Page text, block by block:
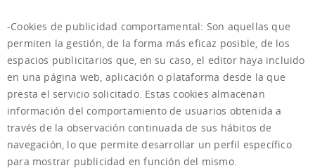
-Cookies de publicidad comportamental: Son aquellas que
permiten la gestión, de la forma más eficaz posible, de los
espacios publicitarios que, en su caso, el editor haya incluido
en una página web, aplicación o plataforma desde la que
presta el servicio solicitado. Estas cookies almacenan
información del comportamiento de usuarios obtenida a
través de la observación continuada de sus hábitos de
navegación, lo que permite desarrollar un perfil específico
para mostrar publicidad en función del mismo.